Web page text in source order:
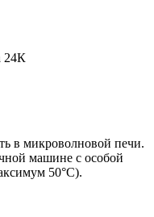
24К
в микроволновой печи.
машине с особой
50°C).